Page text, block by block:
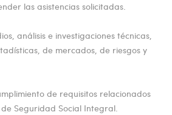
las asistencias solicitadas.
análisis e investigaciones técnicas,
de mercados, de riesgos y
de requisitos relacionados
Seguridad Social Integral.